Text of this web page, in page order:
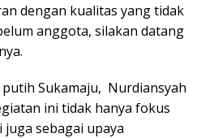
dengan kualitas yang tidak
anggota, silakan datang
Sukamaju, Nurdiansyah
ini tidak hanya fokus
sebagai upaya